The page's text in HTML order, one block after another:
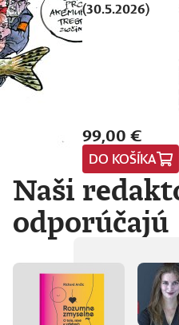
(30.5.2026)
99,00 €
DO KOŠÍKA
Naši
odporúčajú